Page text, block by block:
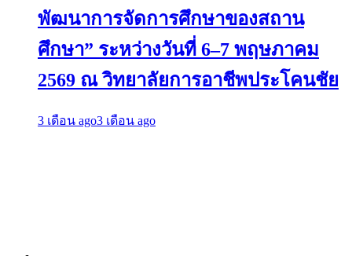
พัฒนาการจัดการศึกษาของสถาน
ศึกษา” ระหว่างวันที่ 6–7 พฤษภาคม
2569 ณ วิทยาลัยการอาชีพประโคนชัย
3 เดือน ago3 เดือน ago